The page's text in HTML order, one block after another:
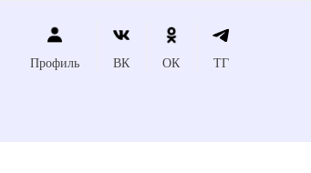
Профиль ВК ОК ТГ